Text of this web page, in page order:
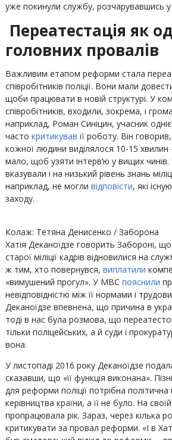
уже покинули службу, розчарувавшись
Переатестація як
головних провалів
Важливим етапом реформи стала
співробітників поліції. Вони мали
щоби працювати в новій структурі. У
співробітників, входили, зокрема, і
наприклад, Роман Синіцин, учасник
часто критикував її роботу. Він
кожної людини виділялося 10-15
мало, щоб узяти інтерв’ю у вищих чинів.
вказували і на низький рівень знань
наприклад, не могли відповісти, які
заходу.
Колаж: Тетяна Денисенко / Заборона
Хатія Деканоїдзе говорить Забороні, що
старої міліції кадрів відновилися на
ж тим, хто повернувся, виплатили
«вимушений прогул». У МВС пояснили
невідповідністю між її нормами і
Деканоїдзе впевнена, що причина в
тоді в нас була розмова, що
тільки поліцейських, а й суди і
вона.
У листопаді 2016 року Деканоїдзе
сказавши, що «її функція виконана».
для реформи поліції потрібна
керівництва країни, а її не було. На
пропрацювала рік. Зараз, через кілька
критикувати за провал реформи. «І в